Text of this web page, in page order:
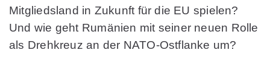
Mitgliedsland in Zukunft für die EU spielen?
Und wie geht Rumänien mit seiner neuen Rolle
als Drehkreuz an der NATO-Ostflanke um?